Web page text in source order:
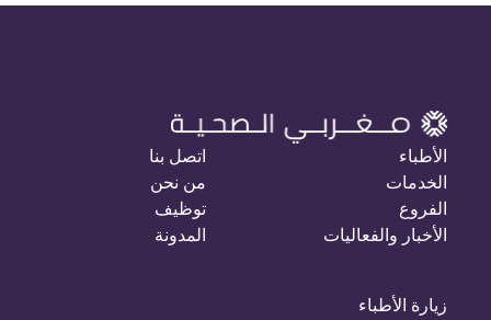
الأطباء
الخدمات
الفروع
الأخبار والفعاليات
اتصل بنا
من نحن
توظيف
المدونة
زيارة الأطباء